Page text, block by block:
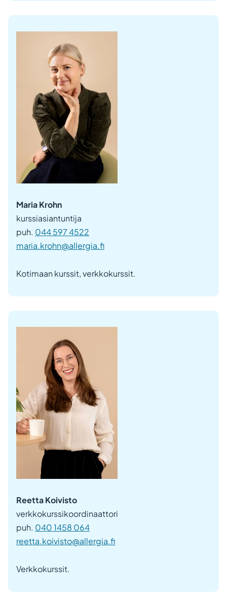
Maria Krohn
kurssiasiantuntija
puh. 044 597 4522
maria.krohn@allergia.fi
Kotimaan kurssit, verkkokurssit.
Reetta Koivisto
verkkokurssikoordinaattori
puh. 040 1458 064
reetta.koivisto@allergia.fi
Verkkokurssit.